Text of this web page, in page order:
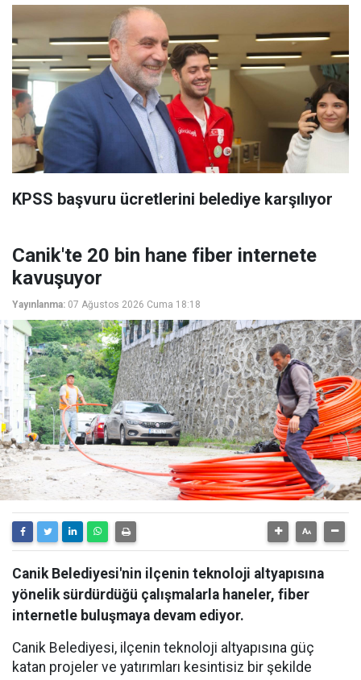
KPSS başvuru ücretlerini belediye karşılıyor
Canik'te 20 bin hane fiber internete
kavuşuyor
Yayınlanma: 07 Ağustos 2026 Cuma 18:18
Canik Belediyesi'nin ilçenin teknoloji altyapısına
yönelik sürdürdüğü çalışmalarla haneler, fiber
internetle buluşmaya devam ediyor.
Canik Belediyesi, ilçenin teknoloji altyapısına güç
katan projeler ve yatırımları kesintisiz bir şekilde